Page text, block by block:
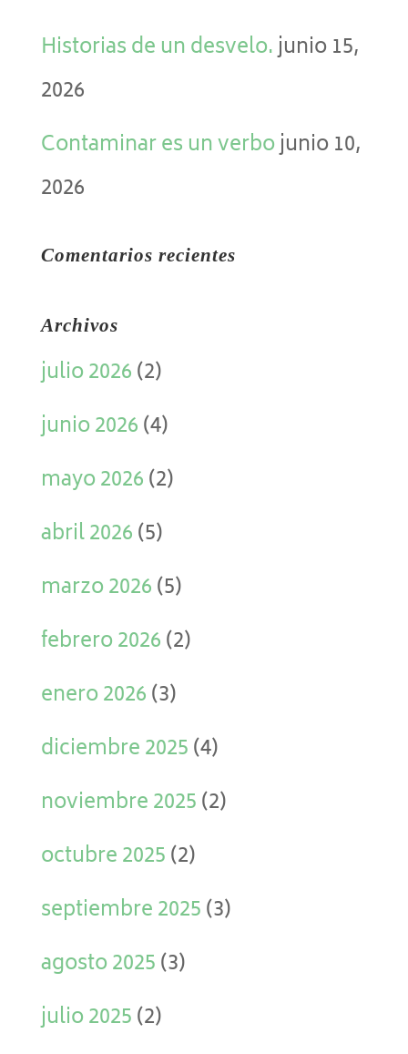
Historias de un desvelo.junio 15,
2026
Contaminar es un verbojunio 10,
2026
Comentarios recientes
Archivos
julio 2026(2)
junio 2026(4)
mayo 2026(2)
abril 2026(5)
marzo 2026(5)
febrero 2026(2)
enero 2026(3)
diciembre 2025(4)
noviembre 2025(2)
octubre 2025(2)
septiembre 2025(3)
agosto 2025(3)
julio 2025(2)